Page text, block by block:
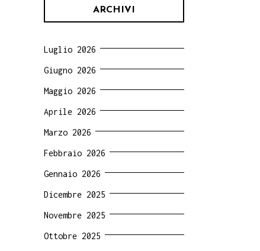
ARCHIVI
Luglio 2026
Giugno 2026
Maggio 2026
Aprile 2026
Marzo 2026
Febbraio 2026
Gennaio 2026
Dicembre 2025
Novembre 2025
Ottobre 2025